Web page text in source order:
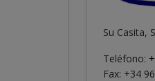
Su Casita,
Teléfono:
Fax: +34